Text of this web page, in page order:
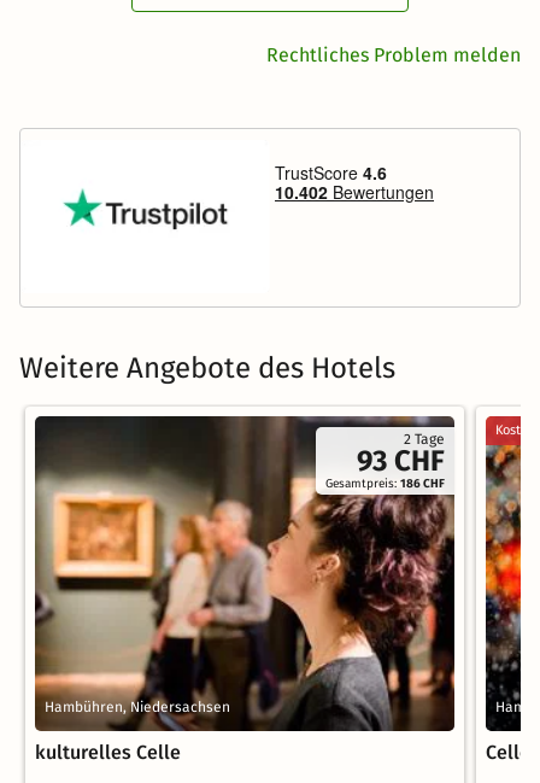
Rechtliches Problem melden
Weitere Angebote des Hotels
2 Tage
93 CHF
Gesamtpreis:186 CHF
Hambühren, Niedersachsen
kulturelles Celle